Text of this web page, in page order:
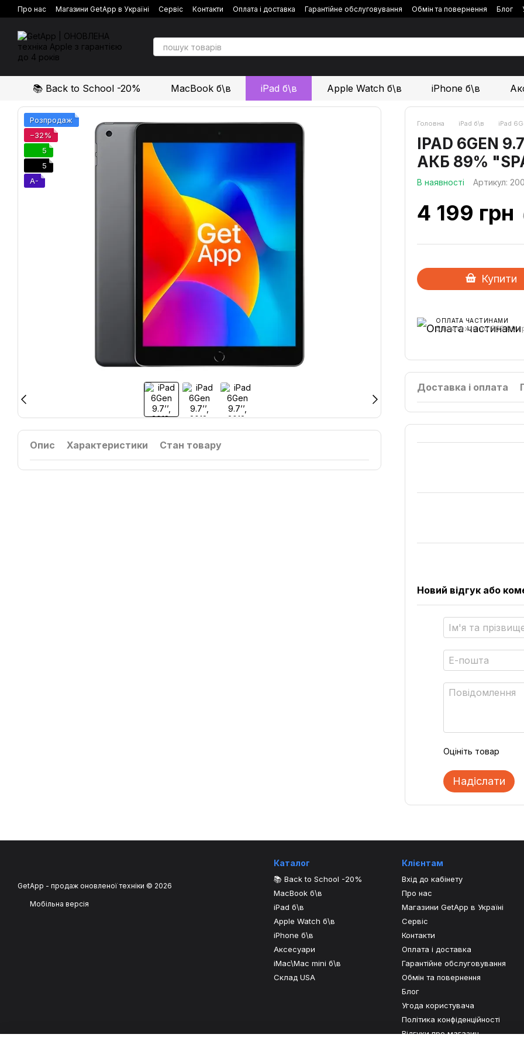
Перейти до основного контенту
Про нас Магазини GetApp в Україні Сервіс Контакти Оплата і доставка Гарантійне обслуговування Обмін та повернення Блог
Політика конфіденційності
Відгуки про магазин
📚 Back to School -20% MacBook б\в iPad б\в Apple Watch б\в iPhone б\в
Розпродаж
−32%
5
5
A-
Опис Характеристики Стан товару
Головна iPad б\в iPad
IPAD 6GEN
АКБ 89%
В наявності Артикул:
4 199 грн
Купити
ОПЛАТА ЧАСТИНАМИ
5 платежів по 839.80
Доставка і оплата
Новий відгук або
Оцініть товар
Надіслати
GetApp - продаж оновленої техніки © 2026
Мобільна версія
Каталог
📚 Back to School -20%
MacBook б\в
iPad б\в
Apple Watch б\в
iPhone б\в
Аксесуари
iMac\Mac mini б\в
Склад USA
Клієнтам
Вхід до кабінету
Про нас
Магазини GetApp в Україні
Сервіс
Контакти
Оплата і доставка
Гарантійне обслуговування
Обмін та повернення
Блог
Угода користувача
Політика конфіденційності
Відгуки про магазин